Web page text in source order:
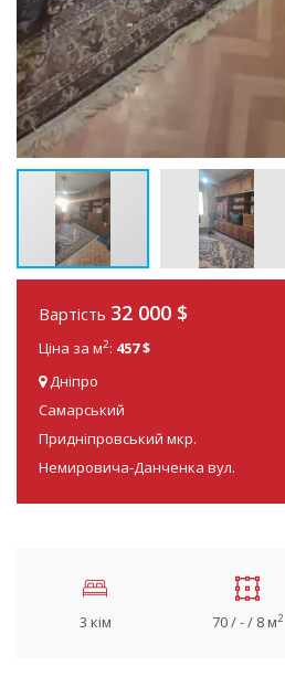
Вартість 32 000 $
Ціна за м2: 457 $
Дніпро
Самарський
Придніпровський мкр.
Немировича-Данченка вул.
3 кім 70 / - / 8 м2